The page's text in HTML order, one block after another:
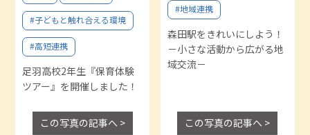
#子どもと触れ合える環境
#高短連携
足羽高校2年生『保育体験
ツアー』を開催しました！
この写真の記事へ >
#地域連携
森田駅をきれいにしよう！
－小さな活動から広がる地
域交流－
この写真の記事へ >